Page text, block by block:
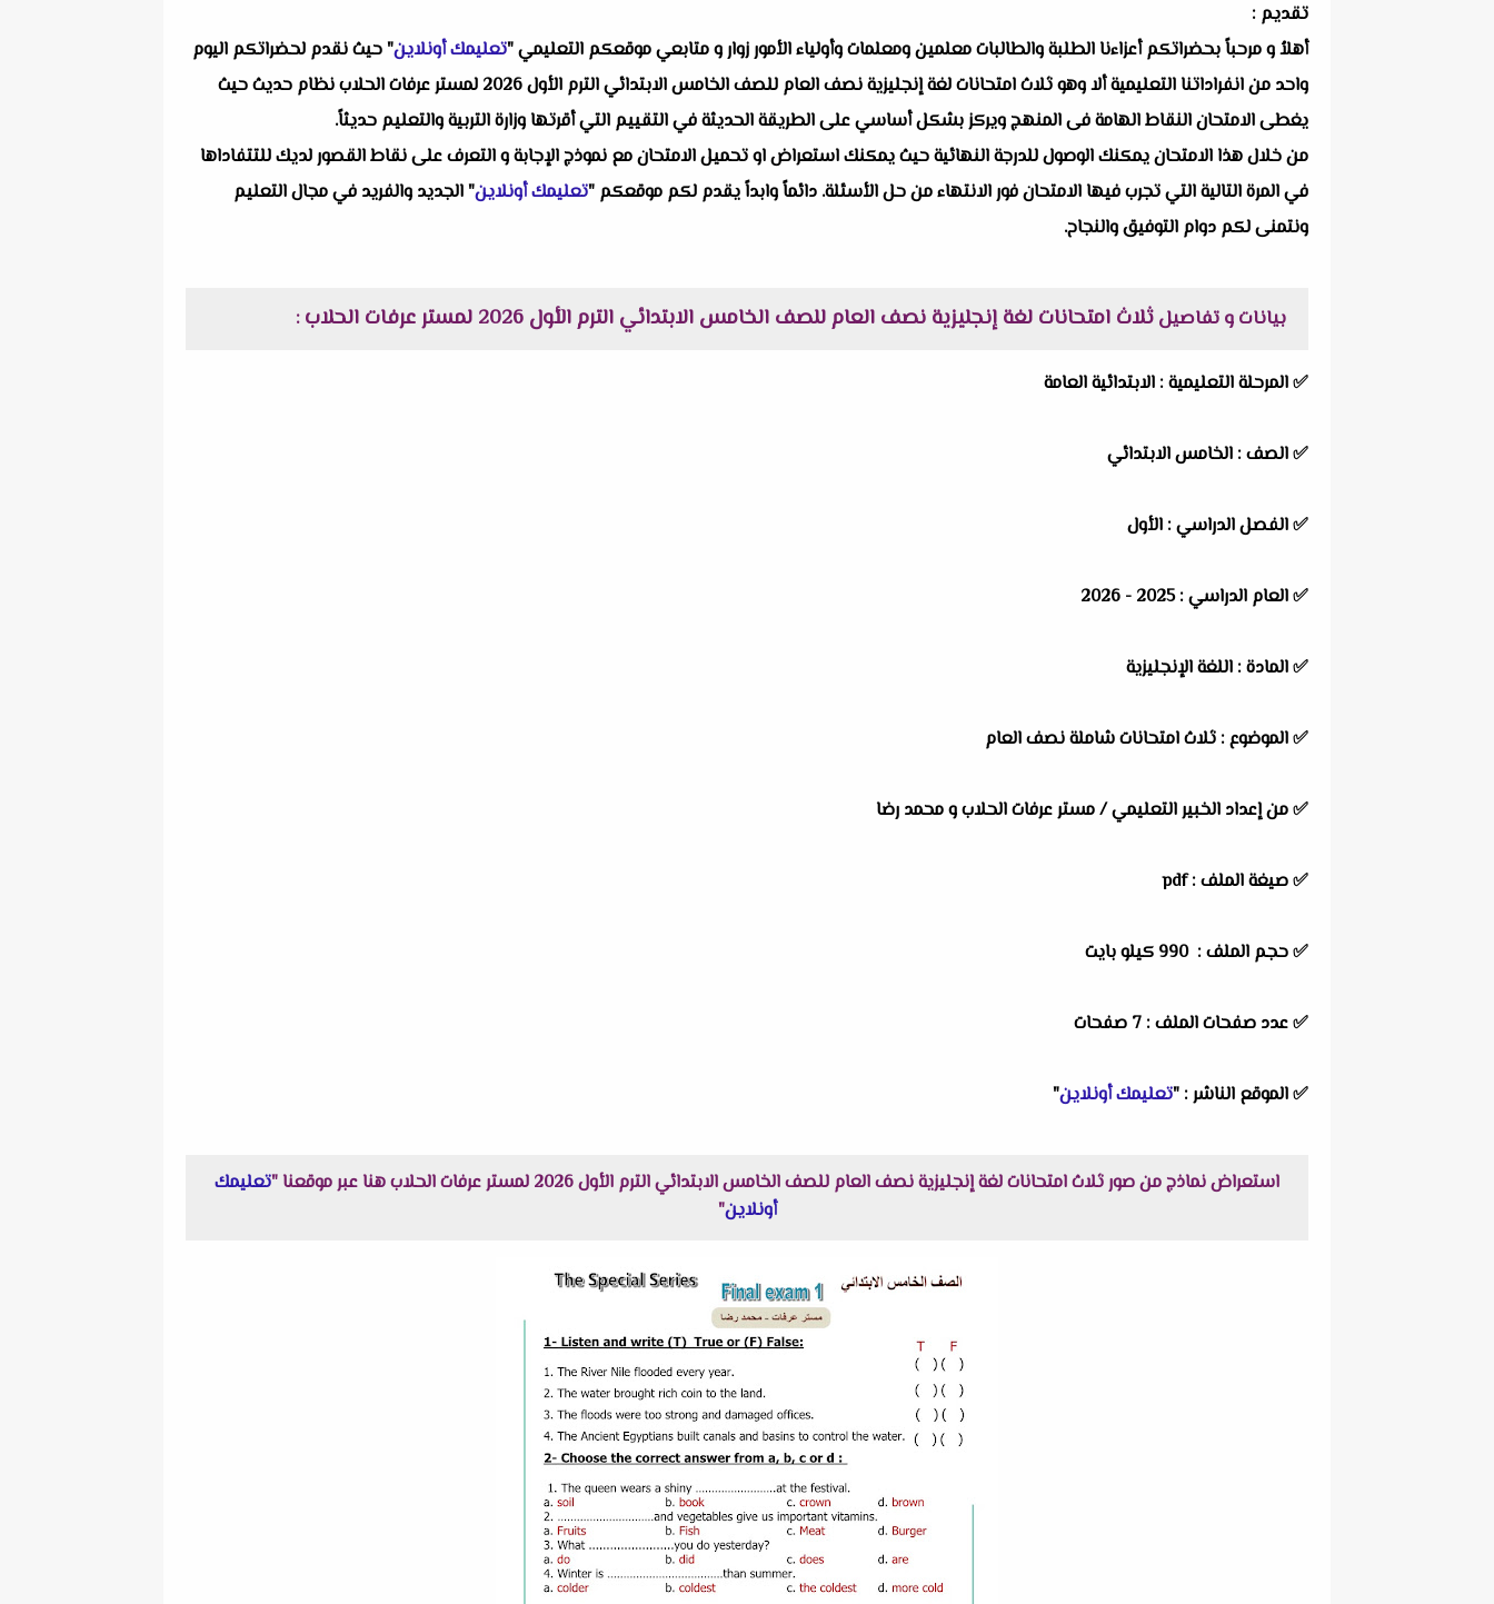
تقديم :
أهلاُ و مرحباً بحضراتكم أعزاءنا الطلبة والطالبات معلمين ومعلمات وأولياء الأمور زوار و متابعي موقعكم التعليمي "تعليمك أونلاين" حيث نقدم لحضراتكم اليوم
واحد من انفراداتنا التعليمية ألا وهو ثلاث امتحانات لغة إنجليزية نصف العام للصف الخامس الابتدائي الترم الأول 2026 لمستر عرفات الحلاب نظام حديث حيث
يغطى الامتحان النقاط الهامة فى المنهج ويركز بشكل أساسي على الطريقة الحديثة في التقييم التي أقرتها وزارة التربية والتعليم حديثاً.
من خلال هذا الامتحان يمكنك الوصول للدرجة النهائية حيث يمكنك استعراض او تحميل الامتحان مع نموذج الإجابة و التعرف على نقاط القصور لديك للتتفاداها
في المرة التالية التي تجرب فيها الامتحان فور الانتهاء من حل الأسئلة. دائماً وابداً يقدم لكم موقعكم "تعليمك أونلاين" الجديد والفريد في مجال التعليم
ونتمنى لكم دوام التوفيق والنجاح.
بيانات و تفاصيلثلاث امتحانات لغة إنجليزية نصف العام للصف الخامس الابتدائي الترم الأول 2026 لمستر عرفات الحلاب :
✅المرحلة التعليمية : الابتدائية العامة
✅الصف : الخامس الابتدائي
✅الفصل الدراسي : الأول
✅العام الدراسي :2025 - 2026
✅المادة : اللغة الإنجليزية
✅الموضوع : ثلاث امتحانات شاملة نصف العام
✅من إعداد الخبير التعليمي /مستر عرفات الحلاب و محمد رضا
✅ صيغة الملف : pdf
✅ حجم الملف : 990 كيلو بايت
✅ عدد صفحات الملف : 7 صفحات
✅الموقع الناشر : "تعليمك أونلاين"
استعراض نماذج من صور ثلاث امتحانات لغة إنجليزية نصف العام للصف الخامس الابتدائي الترم الأول 2026 لمستر عرفات الحلاب هنا عبر موقعنا "
تعليمك
أونلاين"